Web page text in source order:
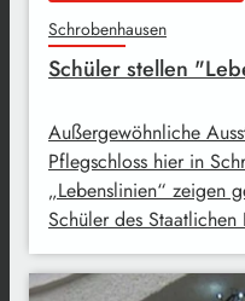
Schrobenhausen
Schüler stellen
Außergewöhnliche
Pflegschloss hier in
„Lebenslinien“ zeigen
Schüler des